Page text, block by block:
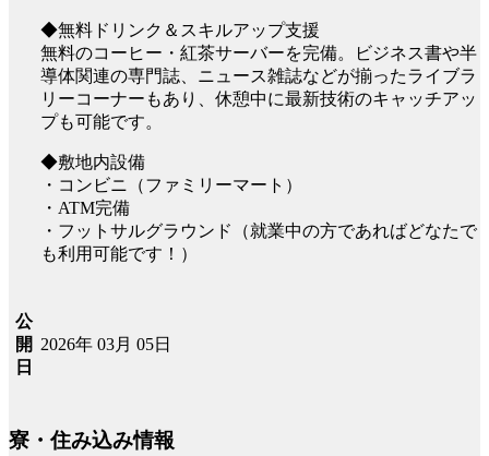
◆無料ドリンク＆スキルアップ支援
無料のコーヒー・紅茶サーバーを完備。ビジネス書や半
導体関連の専門誌、ニュース雑誌などが揃ったライブラ
リーコーナーもあり、休憩中に最新技術のキャッチアッ
プも可能です。
◆敷地内設備
・コンビニ（ファミリーマート）
・ATM完備
・フットサルグラウンド（就業中の方であればどなたで
も利用可能です！）
公
開
日
2026年 03月 05日
寮・住み込み情報